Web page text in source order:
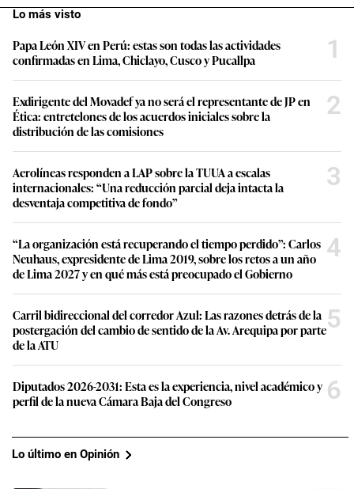
Lo más visto
Papa León XIV en Perú: estas son todas las actividades
confirmadas en Lima, Chiclayo, Cusco y Pucallpa
1
Exdirigente del Movadef ya no será el representante de JP en
Ética: entretelones de los acuerdos iniciales sobre la
distribución de las comisiones
2
Aerolíneas responden a LAP sobre la TUUA a escalas
internacionales: “Una reducción parcial deja intacta la
desventaja competitiva de fondo”
3
“La organización está recuperando el tiempo perdido”: Carlos
Neuhaus, expresidente de Lima 2019, sobre los retos a un año
de Lima 2027 y en qué más está preocupado el Gobierno
4
Carril bidireccional del corredor Azul: Las razones detrás de la
postergación del cambio de sentido de la Av. Arequipa por parte
de la ATU
5
Diputados 2026-2031: Esta es la experiencia, nivel académico y
perfil de la nueva Cámara Baja del Congreso
6
Lo último en Opinión